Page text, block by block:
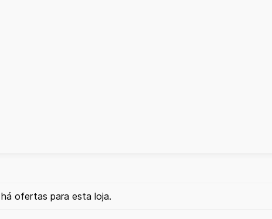
ofertas para esta loja.